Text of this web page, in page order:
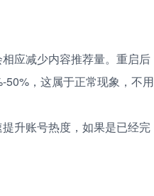
应减少内容推荐量。重启后
，这属于正常现象，不用
升账号热度，如果是已经完